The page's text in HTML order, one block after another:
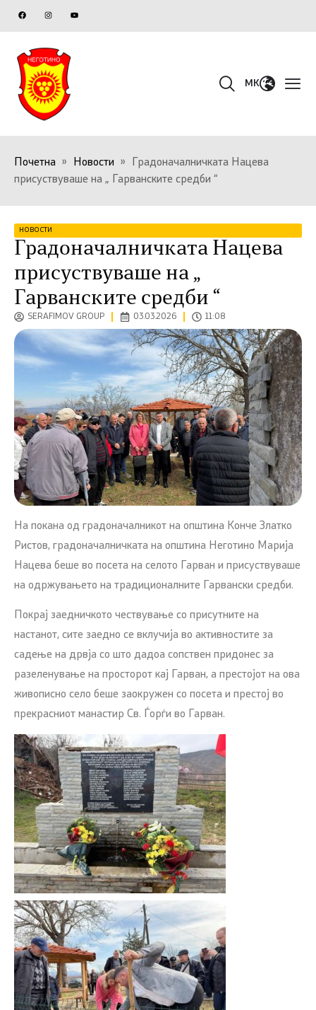
MK
Почетна » Новости »
Градоначалничката Нацева
присуствуваше на „ Гарванските средби “
НОВОСТИ
Градоначалничката Нацева
присуствуваше на „
Гарванските средби “
SERAFIMOV GROUP 03.03.2026 11:08
На покана од градоначалникот на општина Конче Златко
Ристов, градоначалничката на општина Неготино Марија
Нацева беше во посета на селото Гарван и присуствуваше
на одржувањето на традиционалните Гарвански средби.
Покрај заедничкото чествување со присутните на
настанот, сите заедно се вклучија во активностите за
садење на дрвја со што дадоа сопствен придонес за
разеленување на просторот кај Гарван, а престојот на ова
живописно село беше заокружен со посета и престој во
прекрасниот манастир Св. Ѓорѓи во Гарван.